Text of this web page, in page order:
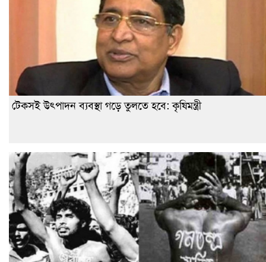
টেকসই উৎপাদন ব্যবস্থা গড়ে তুলতে হবে: কৃষিমন্ত্রী